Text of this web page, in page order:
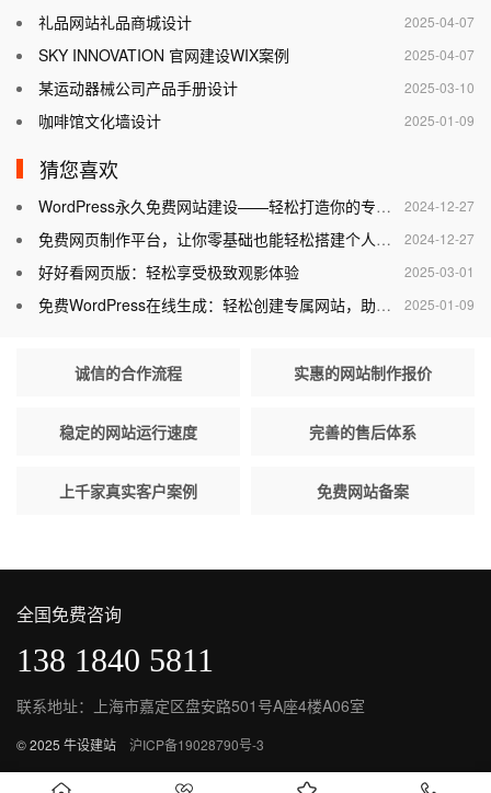
2025-04-07
礼品网站礼品商城设计
2025-04-07
SKY INNOVATION 官网建设WIX案例
2025-03-10
某运动器械公司产品手册设计
2025-01-09
咖啡馆文化墙设计
猜您喜欢
2024-12-27
WordPress永久免费网站建设——轻松打造你的专属网站
2024-12-27
免费网页制作平台，让你零基础也能轻松搭建个人网站
2025-03-01
好好看网页版：轻松享受极致观影体验
2025-01-09
免费WordPress在线生成：轻松创建专属网站，助力个人与企业腾飞
诚信的合作流程 实惠的网站制作报价
稳定的网站运行速度 完善的售后体系
上千家真实客户案例 免费网站备案
全国免费咨询
138 1840 5811
联系地址：上海市嘉定区盘安路501号A座4楼A06室
© 2025 牛设建站 沪ICP备19028790号-3